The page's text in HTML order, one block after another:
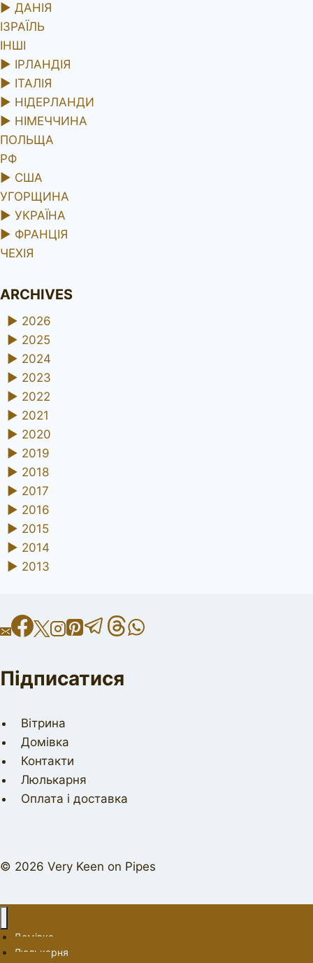
► ДАНІЯ
ІЗРАЇЛЬ
ІНШІ
► ІРЛАНДІЯ
► ІТАЛІЯ
► НІДЕРЛАНДИ
► НІМЕЧЧИНА
ПОЛЬЩА
РФ
► США
УГОРЩИНА
► УКРАЇНА
► ФРАНЦІЯ
ЧЕХІЯ
ARCHIVES
► 2026
► 2025
► 2024
► 2023
► 2022
► 2021
► 2020
► 2019
► 2018
► 2017
► 2016
► 2015
► 2014
► 2013
Підписатися
Вітрина
Домівка
Контакти
Люлькарня
Оплата і доставка
© 2026 Very Keen on Pipes
Домівка
Люлькарня